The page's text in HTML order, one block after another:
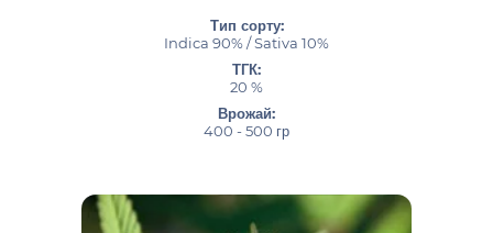
Тип сорту:
Indica 90% / Sativa 10%
ТГК:
20 %
Врожай:
400 - 500 гр